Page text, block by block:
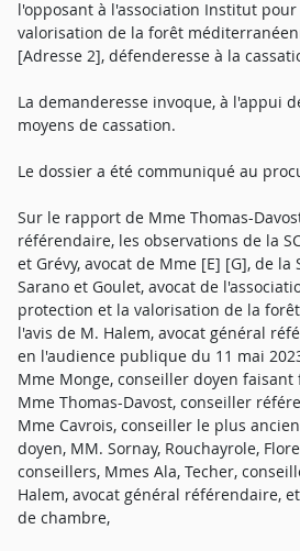
l'opposant à l'association Institut
valorisation de la forêt
[Adresse 2], défenderesse à la
La demanderesse invoque, à l'appui
moyens de cassation.
Le dossier a été communiqué au
Sur le rapport de Mme Thomas-
référendaire, les observations de la
et Grévy, avocat de Mme [E] [G], de la
Sarano et Goulet, avocat de
protection et la valorisation de la
l'avis de M. Halem, avocat général
en l'audience publique du 11 mai
Mme Monge, conseiller doyen
Mme Thomas-Davost, conseiller
Mme Cavrois, conseiller le plus
doyen, MM. Sornay, Rouchayrole,
conseillers, Mmes Ala, Techer,
Halem, avocat général référendaire,
de chambre,